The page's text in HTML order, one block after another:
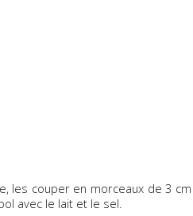
les couper en morceaux de 3 cm
avec le lait et le sel.